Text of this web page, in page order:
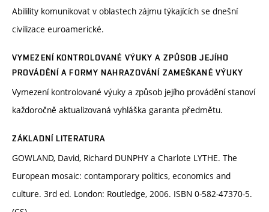
Abilility komunikovat v oblastech zájmu týkajících se dnešní
civilizace euroamerické.
VYMEZENÍ KONTROLOVANÉ VÝUKY A ZPŮSOB JEJÍHO
PROVÁDĚNÍ A FORMY NAHRAZOVÁNÍ ZAMEŠKANÉ VÝUKY
Vymezení kontrolované výuky a způsob jejího provádění stanoví
každoročně aktualizovaná vyhláška garanta předmětu.
ZÁKLADNÍ LITERATURA
GOWLAND, David, Richard DUNPHY a Charlote LYTHE. The
European mosaic: contamporary politics, economics and
culture. 3rd ed. London: Routledge, 2006. ISBN 0-582-47370-5.